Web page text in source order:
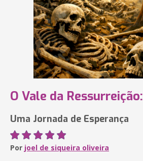
O Vale da Ressurreição:
Uma Jornada de Esperança
Por joel de siqueira oliveira